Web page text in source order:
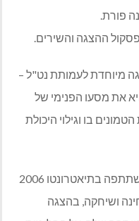
פורת.
ההצגה והשירים.
מיוחדת לעמותת נט"ל –
את מסעו הפנימי של
בו וגילוי היכולת
ההצגה "ברטה ואמנות התחזוקה" השתתפה בתיאטרונטו 2006
ושיחקה, בהצגה